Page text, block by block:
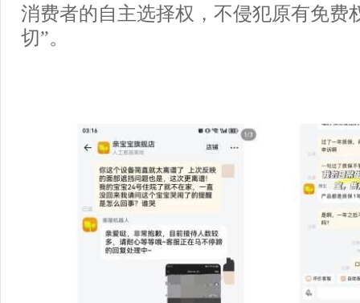
消费者的自主选择权，不侵犯原有免费
切”。